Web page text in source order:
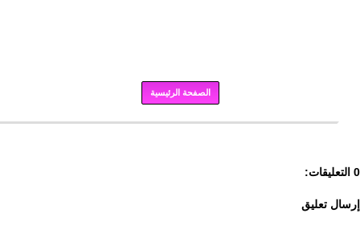
الصفحة الرئيسية
0 التعليقات:
إرسال تعليق